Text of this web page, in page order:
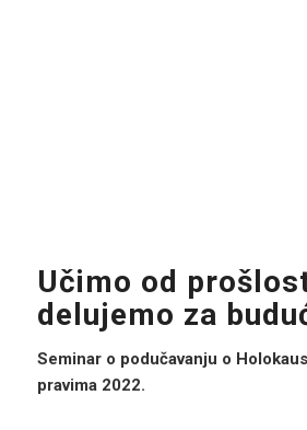
Učimo od
delujemo za
Seminar o podučavanju o
pravima 2022.